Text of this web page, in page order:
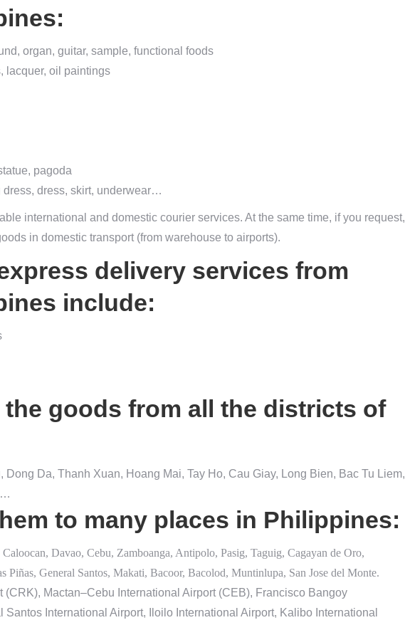
organ, guitar, sample, functional foods
lacquer, oil paintings
pagoda
dress, skirt, underwear…
international and domestic courier services. At the same time, if you request,
in domestic transport (from warehouse to airports).
delivery services from
include:
the goods from all the districts of
Dong Da, Thanh Xuan, Hoang Mai, Tay Ho, Cau Giay, Long Bien, Bac Tu Liem,
to many places in Philippines:
Davao, Cebu, Zamboanga, Antipolo, Pasig, Taguig, Cagayan de Oro,
Piñas, General Santos, Makati, Bacoor, Bacolod, Muntinlupa, San Jose del Monte.
(CRK), Mactan–Cebu International Airport (CEB), Francisco Bangoy
Santos International Airport, Iloilo International Airport, Kalibo International